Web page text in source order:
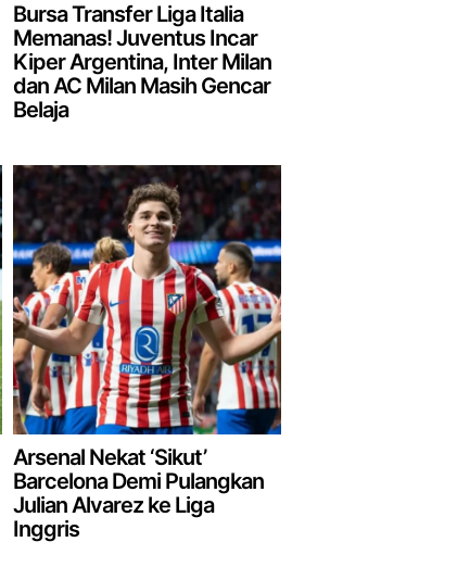
Bursa Transfer Liga Italia
Memanas! Juventus Incar
Kiper Argentina, Inter Milan
dan AC Milan Masih Gencar
Belaja
Arsenal Nekat ‘Sikut’
Barcelona Demi Pulangkan
Julian Alvarez ke Liga
Inggris